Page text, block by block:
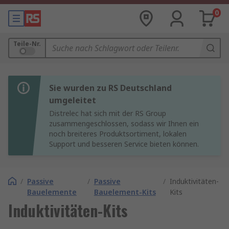
0
Teile-Nr.
Sie wurden zu RS Deutschland
umgeleitet
Distrelec hat sich mit der RS Group
zusammengeschlossen, sodass wir Ihnen ein
noch breiteres Produktsortiment, lokalen
Support und besseren Service bieten können.
/ Passive
Bauelemente
/ Passive
Bauelement-Kits
/ Induktivitäten-
Kits
Induktivitäten-Kits